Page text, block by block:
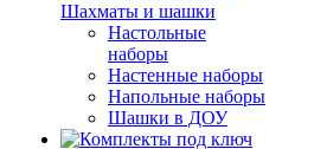
Шахматы и шашки
Настольные
наборы
Настенные наборы
Напольные наборы
Шашки в ДОУ